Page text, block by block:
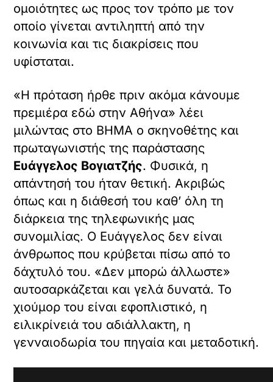
ομοιότητες ως προς τον τρόπο με τον
οποίο γίνεται αντιληπτή από την
κοινωνία και τις διακρίσεις που
υφίσταται.
«Η πρόταση ήρθε πριν ακόμα κάνουμε
πρεμιέρα εδώ στην Αθήνα» λέει
μιλώντας στο ΒΗΜΑ ο σκηνοθέτης και
πρωταγωνιστής της παράστασης
Ευάγγελος Βογιατζής. Φυσικά, η
απάντησή του ήταν θετική. Ακριβώς
όπως και η διάθεσή του καθ’ όλη τη
διάρκεια της τηλεφωνικής μας
συνομιλίας. Ο Ευάγγελος δεν είναι
άνθρωπος που κρύβεται πίσω από το
δάχτυλό του. «Δεν μπορώ άλλωστε»
αυτοσαρκάζεται και γελά δυνατά. Το
χιούμορ του είναι εφοπλιστικό, η
ειλικρίνειά του αδιάλλακτη, η
γενναιοδωρία του πηγαία και μεταδοτική.